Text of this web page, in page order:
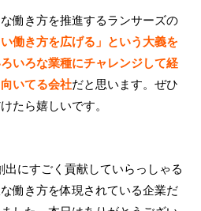
働き方を推進するランサーズの
い働き方を広げる」という大義を
いろな業種にチャレンジして経
いてる会社だと思います。ぜひ
たら嬉しいです。
出にすごく貢献していらっしゃる
働き方を体現されている企業だ